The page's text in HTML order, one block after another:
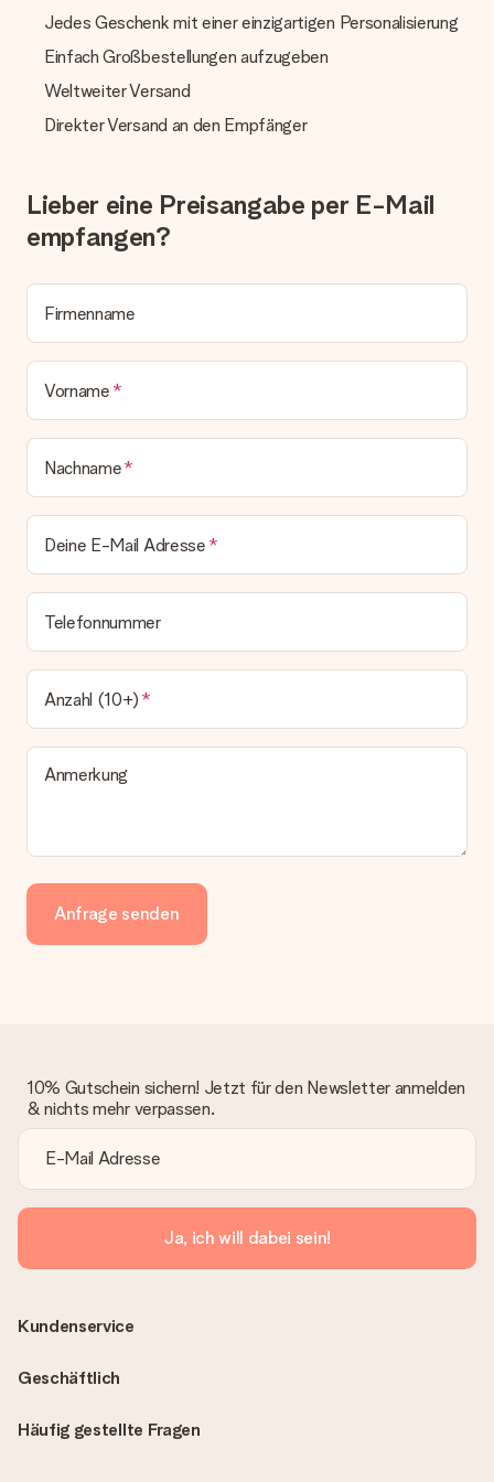
Geschenk empfangen
Was, wenn das Geschenk meine Erwartungen nicht
erfüllt?
Sollte das Geschenk wider Erwarten deine Erwartungen nicht
Wird die Rechnung mit der Bestellung mitverschickt?
Alle Lieferungen erfolgen ohne Rechnung und/oder
zeitgleich mit der Bestätigungsmail und kannst sie jederzeit in
deinem MySurprise Account einsehen. Du kannst das
Jedes Geschenk mit einer einzigartigen Personalisierung
Einfach Großbestellungen aufzugeben
Weltweiter Versand
Direkter Versand an den Empfänger
Lieber eine Preisangabe per E-Mail
empfangen?
Firmenname
Vorname
Nachname
Deine E-Mail Adresse
Telefonnummer
Anzahl (10+)
Anmerkung
Anfrage senden
10% Gutschein sichern! Jetzt für den Newsletter anmelden
& nichts mehr verpassen.
Ja, ich will dabei sein!
Häufig gestellte Fragen
Kundenservice
Geschäftlich